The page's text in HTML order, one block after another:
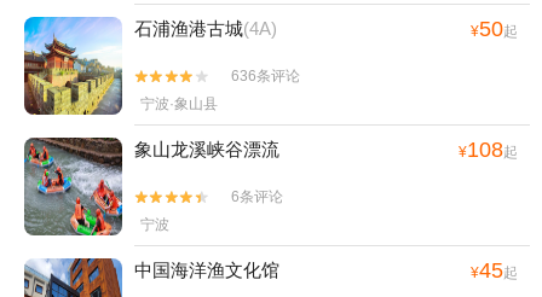
石浦渔港古城(4A) ¥50起


636条评论
宁波·象山县
象山龙溪峡谷漂流 ¥108起


6条评论
宁波
中国海洋渔文化馆 ¥45起